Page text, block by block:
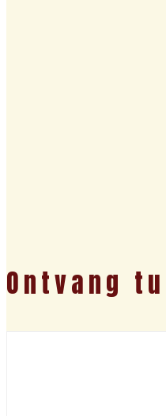
Ontvang